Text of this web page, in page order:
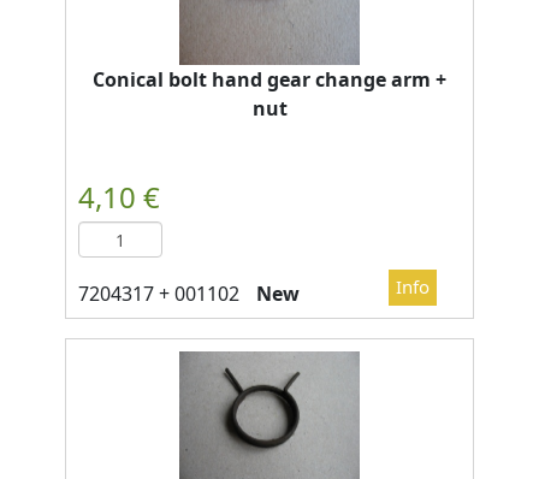
Conical bolt hand gear change arm +
nut
New